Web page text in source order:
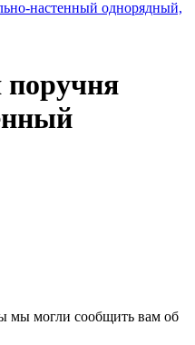
мы могли сообщить вам об